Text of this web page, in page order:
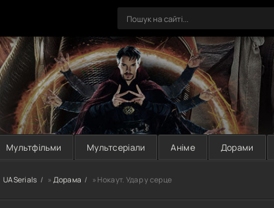
Мультфільми Мультсеріали Аніме Дорами
UASerials » Дорама » Нокаут. Удар у серце